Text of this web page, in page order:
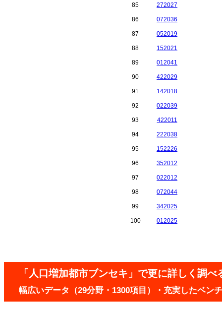
85 272027
86 072036
87 052019
88 152021
89 012041
90 422029
91 142018
92 022039
93 422011
94 222038
95 152226
96 352012
97 022012
98 072044
99 342025
100 012025
「人口増加都市ブンセキ」で更に詳しく調べ
幅広いデータ（29分野・1300項目）・充実したベン